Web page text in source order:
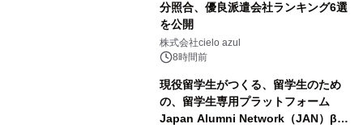
分照合、優良派遣会社ランキング6選
を公開
株式会社cielo azul
8時間前
現役留学生がつくる、留学生のため
の、留学生専用プラットフォーム
Japan Alumni Network（JAN）β版